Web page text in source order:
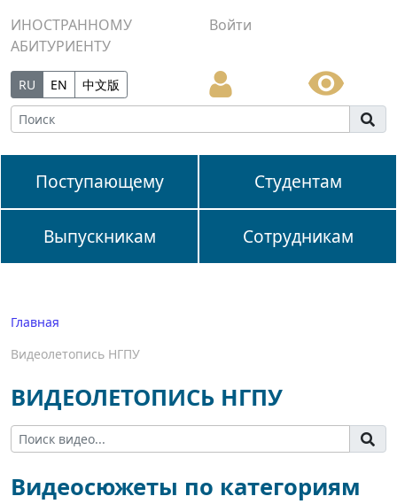
ИНОСТРАННОМУ
АБИТУРИЕНТУ
Войти
RU EN 中文版
Поступающему Студентам
Выпускникам Сотрудникам
Главная
Видеолетопись НГПУ
ВИДЕОЛЕТОПИСЬ НГПУ
Видеосюжеты по категориям